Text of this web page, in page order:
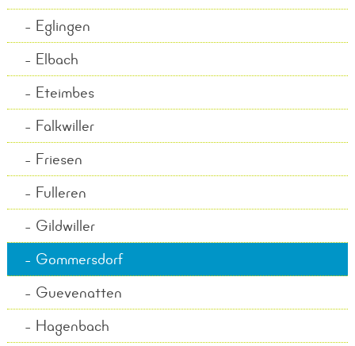
Eglingen
Elbach
Eteimbes
Falkwiller
Friesen
Fulleren
Gildwiller
Gommersdorf
Guevenatten
Hagenbach